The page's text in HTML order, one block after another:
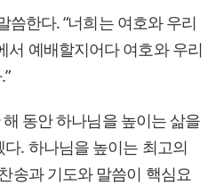
씀한다. “너희는 여호와 우리
서 예배할지어다 여호와 우리
동안 하나님을 높이는 삶을
. 하나님을 높이는 최고의
송과 기도와 말씀이 핵심요